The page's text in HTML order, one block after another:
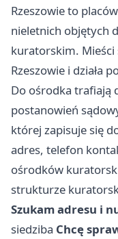
Rzeszowie to
nieletnich objętych
kuratorskim. Mieści
Rzeszowie i działa
Do ośrodka trafiają
postanowień
której zapisuje się
adres, telefon
ośrodków
strukturze
Szukam adresu i
siedziba Chcę